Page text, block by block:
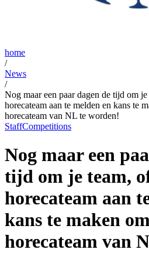
home
/
News
/
Nog maar een paar dagen de tijd om
horecateam aan te melden en kans te
horecateam van NL te worden!
StaffCompetitions
Nog maar een
tijd om je team,
horecateam aan
kans te maken
horecateam van